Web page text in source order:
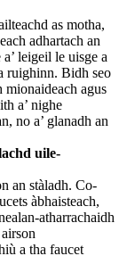
as motha,
adhartach an
leigeil le uisge a
ruighinn. Bidh seo
mionaideach agus
a’ nighe
no a’ glanadh an
uile-
an stàladh. Co-
àbhaisteach,
atharrachaidh
a tha faucet